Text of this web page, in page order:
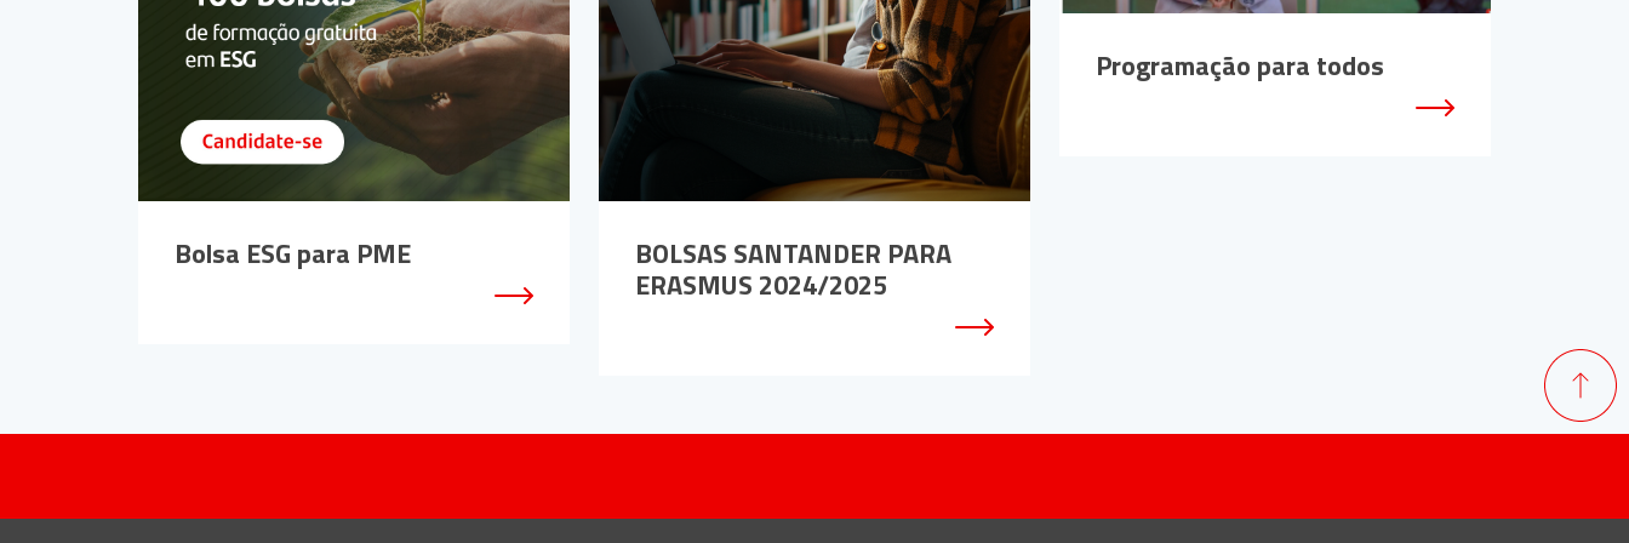
Bolsa ESG para PME BOLSAS SANTANDER PARA
ERASMUS 2024/2025
Programação para todos